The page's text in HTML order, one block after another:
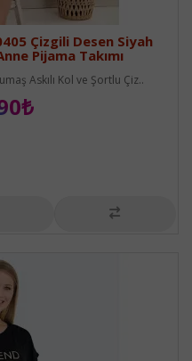
Çizgili Desen Siyah
Pijama Takımı
Askılı Kol ve Şortlu Çiz..